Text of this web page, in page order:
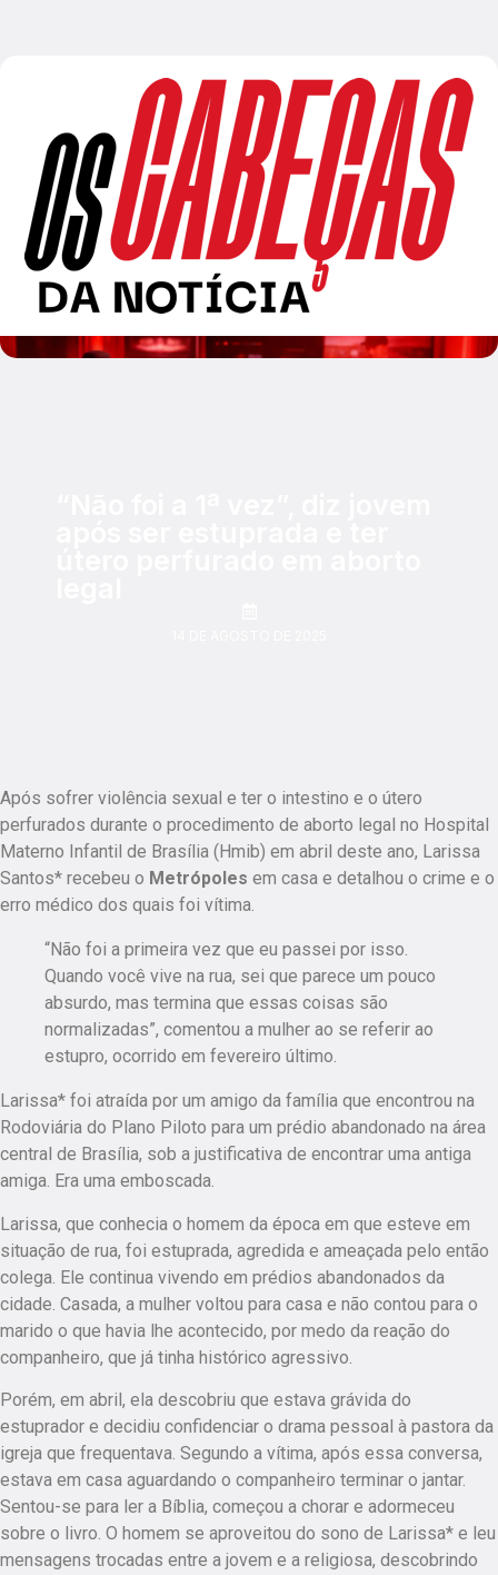
Após sofrer violência sexual e ter o intestino e o útero
perfurados durante o procedimento de aborto legal no Hospital
Materno Infantil de Brasília (Hmib) em abril deste ano, Larissa
Santos* recebeu o Metrópoles em casa e detalhou o crime e o
erro médico dos quais foi vítima.
“Não foi a primeira vez que eu passei por isso.
Quando você vive na rua, sei que parece um pouco
absurdo, mas termina que essas coisas são
normalizadas”, comentou a mulher ao se referir ao
estupro, ocorrido em fevereiro último.
Larissa* foi atraída por um amigo da família que encontrou na
Rodoviária do Plano Piloto para um prédio abandonado na área
central de Brasília, sob a justificativa de encontrar uma antiga
amiga. Era uma emboscada.
Larissa, que conhecia o homem da época em que esteve em
situação de rua, foi estuprada, agredida e ameaçada pelo então
colega. Ele continua vivendo em prédios abandonados da
cidade. Casada, a mulher voltou para casa e não contou para o
marido o que havia lhe acontecido, por medo da reação do
companheiro, que já tinha histórico agressivo.
Porém, em abril, ela descobriu que estava grávida do
estuprador e decidiu confidenciar o drama pessoal à pastora da
igreja que frequentava. Segundo a vítima, após essa conversa,
estava em casa aguardando o companheiro terminar o jantar.
Sentou-se para ler a Bíblia, começou a chorar e adormeceu
sobre o livro. O homem se aproveitou do sono de Larissa* e leu
mensagens trocadas entre a jovem e a religiosa, descobrindo